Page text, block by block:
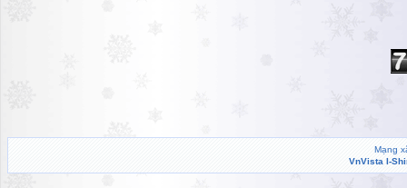
Mạng
VnVista I-